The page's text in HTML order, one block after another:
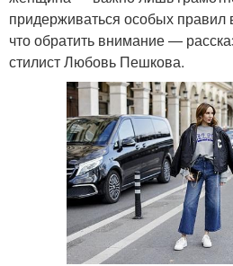
придерживаться особых правил
что обратить внимание —
стилист Любовь Пешкова.